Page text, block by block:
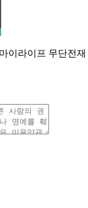
이라이프 무단전